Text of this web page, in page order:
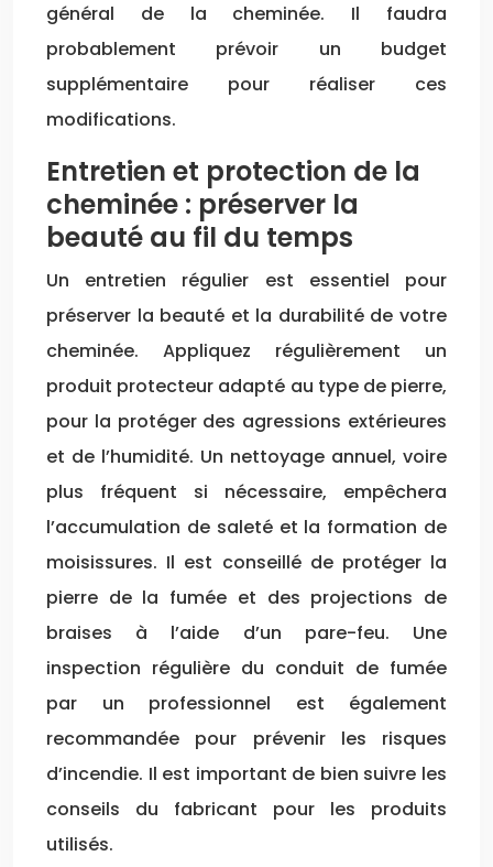
général de la cheminée. Il faudra
probablement prévoir un budget
supplémentaire pour réaliser ces
modifications.
Entretien et protection de la
cheminée : préserver la
beauté au fil du temps
Un entretien régulier est essentiel pour
préserver la beauté et la durabilité de votre
cheminée. Appliquez régulièrement un
produit protecteur adapté au type de pierre,
pour la protéger des agressions extérieures
et de l’humidité. Un nettoyage annuel, voire
plus fréquent si nécessaire, empêchera
l’accumulation de saleté et la formation de
moisissures. Il est conseillé de protéger la
pierre de la fumée et des projections de
braises à l’aide d’un pare-feu. Une
inspection régulière du conduit de fumée
par un professionnel est également
recommandée pour prévenir les risques
d’incendie. Il est important de bien suivre les
conseils du fabricant pour les produits
utilisés.